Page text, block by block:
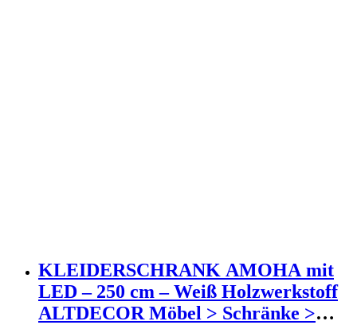
KLEIDERSCHRANK AMOHA mit
LED – 250 cm – Weiß Holzwerkstoff
ALTDECOR Möbel > Schränke >